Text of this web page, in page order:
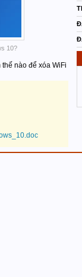
10?
nào để xóa WiFi